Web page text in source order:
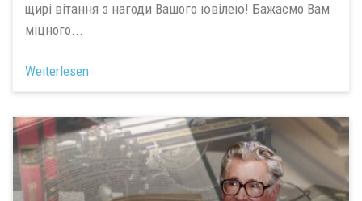
щирі вітання з нагоди Вашого ювілею! Бажаємо Вам
міцного...
Weiterlesen